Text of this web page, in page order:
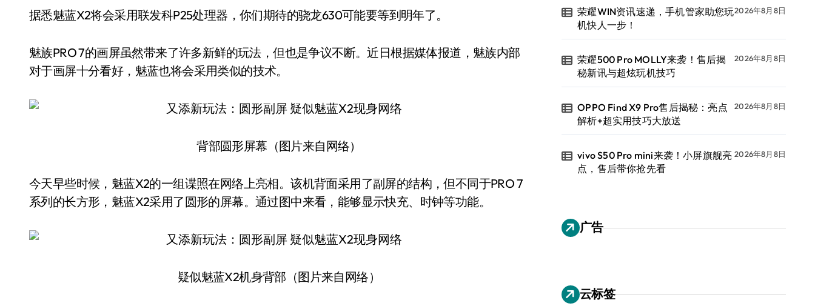
据悉魅蓝X2将会采用联发科P25处理器，你们期待的骁龙630可能要等到明年了。
魅族PRO 7的画屏虽然带来了许多新鲜的玩法，但也是争议不断。近日根据媒体报道，魅族内部
对于画屏十分看好，魅蓝也将会采用类似的技术。
背部圆形屏幕（图片来自网络）
今天早些时候，魅蓝X2的一组谍照在网络上亮相。该机背面采用了副屏的结构，但不同于PRO 7
系列的长方形，魅蓝X2采用了圆形的屏幕。通过图中来看，能够显示快充、时钟等功能。
疑似魅蓝X2机身背部（图片来自网络）
荣耀WIN资讯速递，手机管家助您玩
机快人一步！
2026年8月8日
荣耀500 Pro MOLLY来袭！售后揭
秘新讯与超炫玩机技巧
2026年8月8日
OPPO Find X9 Pro售后揭秘：亮点
解析+超实用技巧大放送
2026年8月8日
vivo S50 Pro mini来袭！小屏旗舰亮
点，售后带你抢先看
2026年8月8日
广告
云标签